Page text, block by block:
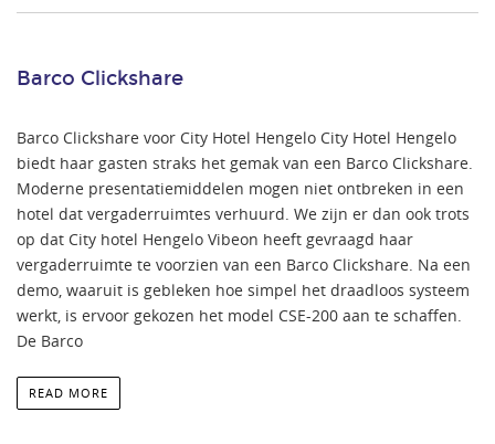
Barco Clickshare
Barco Clickshare voor City Hotel Hengelo City Hotel Hengelo
biedt haar gasten straks het gemak van een Barco Clickshare.
Moderne presentatiemiddelen mogen niet ontbreken in een
hotel dat vergaderruimtes verhuurd. We zijn er dan ook trots
op dat City hotel Hengelo Vibeon heeft gevraagd haar
vergaderruimte te voorzien van een Barco Clickshare. Na een
demo, waaruit is gebleken hoe simpel het draadloos systeem
werkt, is ervoor gekozen het model CSE-200 aan te schaffen.
De Barco
READ MORE